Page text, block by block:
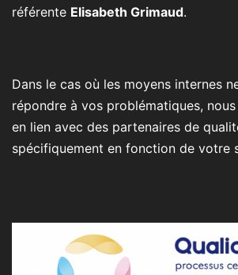
référente Elisabeth Grimaud.
Dans le cas où les moyens internes
répondre à vos problématiques,
en lien avec des partenaires de
spécifiquement en fonction de votre